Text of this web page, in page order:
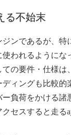
る不始末
ジンであるが、特
われるようにな
の要件・仕様は
ィングも比較的
負荷をかける諸
セスすると走る